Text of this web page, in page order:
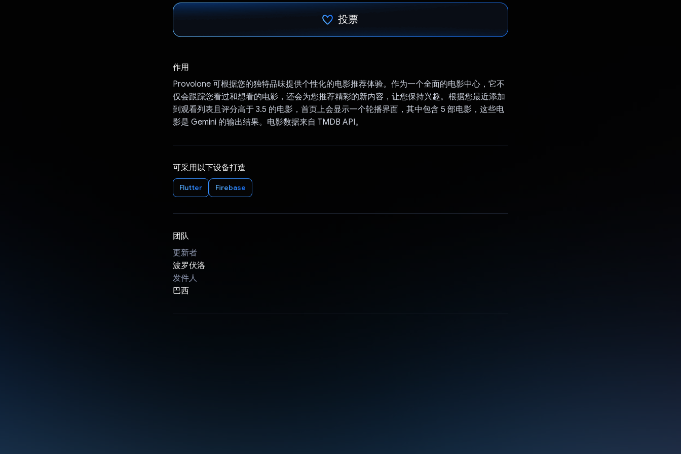
投票
作用
Provolone 可根据您的独特品味提供个性化的电影推荐体验。作为一个全面的电影中心，它不
仅会跟踪您看过和想看的电影，还会为您推荐精彩的新内容，让您保持兴趣。根据您最近添加
到观看列表且评分高于 3.5 的电影，首页上会显示一个轮播界面，其中包含 5 部电影，这些电
影是 Gemini 的输出结果。电影数据来自 TMDB API。
可采用以下设备打造
Flutter Firebase
团队
更新者
波罗伏洛
发件人
巴西